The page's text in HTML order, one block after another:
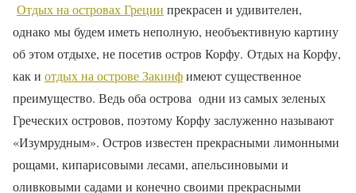
Отдых на островах Греции прекрасен и удивителен,
однако мы будем иметь неполную, необъективную картину
об этом отдыхе, не посетив остров Корфу. Отдых на Корфу,
как и отдых на острове Закинфимеют существенное
преимущество. Ведь оба острова одни из самых зеленых
Греческих островов, поэтому Корфу заслуженно называют
«Изумрудным». Остров известен прекрасными лимонными
рощами, кипарисовыми лесами, апельсиновыми и
оливковыми садами и конечно своими прекрасными